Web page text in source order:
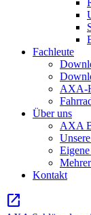
Fachleute
AXA-
Über uns
AXA
Kontakt
open_in_new